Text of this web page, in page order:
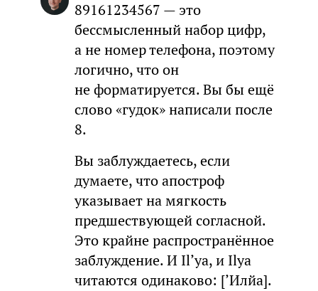
89161234567 — это
бессмысленный набор цифр,
а не номер телефона, поэтому
логично, что он
не форматируется. Вы бы ещё
слово «гудок» написали после
8.
Вы заблуждаетесь, если
думаете, что апостроф
указывает на мягкость
предшествующей согласной.
Это крайне распространённое
заблуждение. И Il’ya, и Ilya
читаются одинаково: [’Илйа].